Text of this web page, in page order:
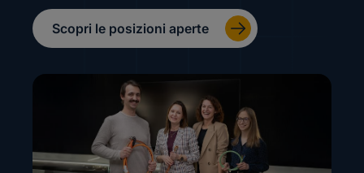
Scopri le posizioni aperte